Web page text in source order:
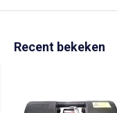
Recent bekeken